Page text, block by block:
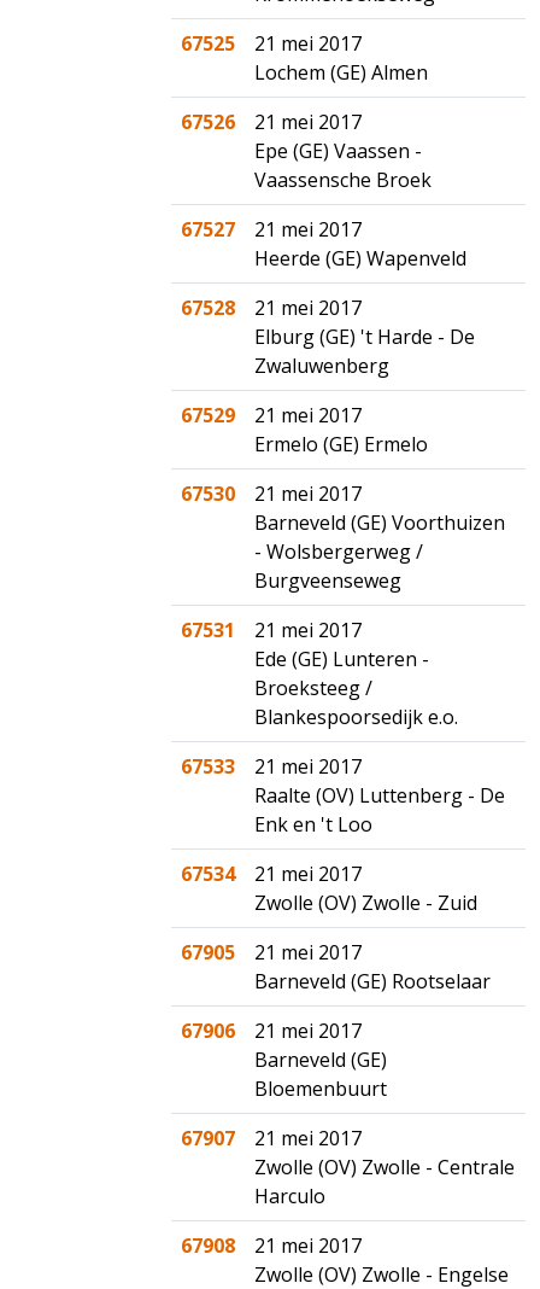
67525
21 mei 2017
Lochem (GE) Almen
67526
21 mei 2017
Epe (GE) Vaassen -
Vaassensche Broek
67527
21 mei 2017
Heerde (GE) Wapenveld
67528
21 mei 2017
Elburg (GE) 't Harde - De
Zwaluwenberg
67529
21 mei 2017
Ermelo (GE) Ermelo
67530
21 mei 2017
Barneveld (GE) Voorthuizen
- Wolsbergerweg /
Burgveenseweg
67531
21 mei 2017
Ede (GE) Lunteren -
Broeksteeg /
Blankespoorsedijk e.o.
67533
21 mei 2017
Raalte (OV) Luttenberg - De
Enk en 't Loo
67534
21 mei 2017
Zwolle (OV) Zwolle - Zuid
67905
21 mei 2017
Barneveld (GE) Rootselaar
67906
21 mei 2017
Barneveld (GE)
Bloemenbuurt
67907
21 mei 2017
Zwolle (OV) Zwolle - Centrale
Harculo
67908
21 mei 2017
Zwolle (OV) Zwolle - Engelse